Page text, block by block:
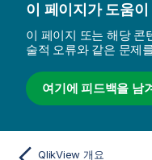
이 페이지가 도움
이 페이지 또는 해당 콘
술적 오류와 같은 문제
여기에 피드백을 남
QlikView 개요